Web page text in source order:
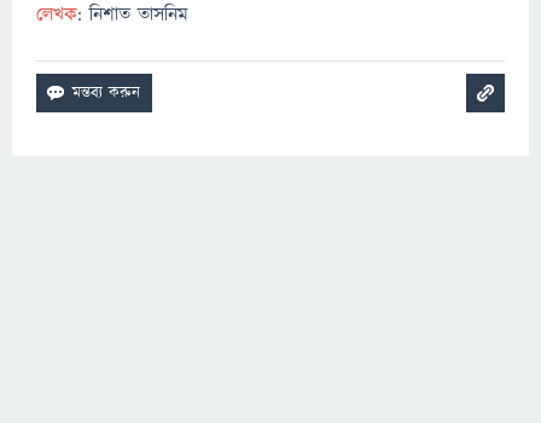
লেখক: নিশাত তাসনিম